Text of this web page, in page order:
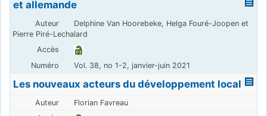
et allemande
Delphine Van Hoorebeke, Helga Fouré-Joopen et
Pierre Piré-Lechalard
Vol. 38, no 1-2, janvier-juin 2021
Les nouveaux acteurs du développement local
Florian Favreau